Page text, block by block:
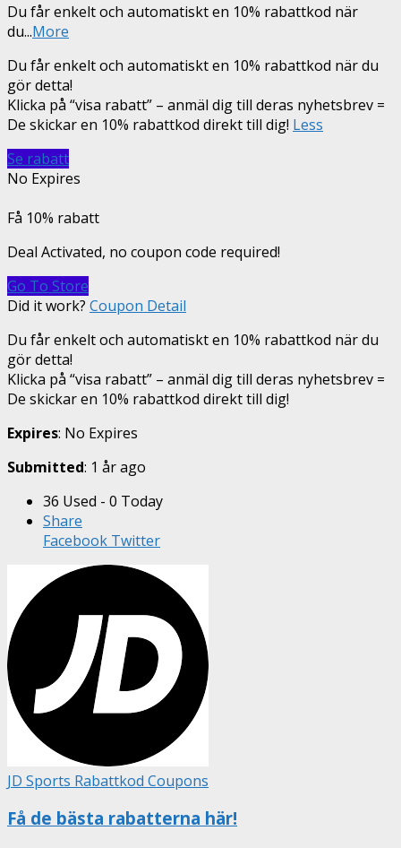
Du får enkelt och automatiskt en 10% rabattkod när
du...More
Du får enkelt och automatiskt en 10% rabattkod när du
gör detta!
Klicka på “visa rabatt” – anmäl dig till deras nyhetsbrev =
De skickar en 10% rabattkod direkt till dig! Less
Se rabatt
No Expires
Få 10% rabatt
Deal Activated, no coupon code required!
Go To Store
Did it work? Coupon Detail
Du får enkelt och automatiskt en 10% rabattkod när du
gör detta!
Klicka på “visa rabatt” – anmäl dig till deras nyhetsbrev =
De skickar en 10% rabattkod direkt till dig!
Expires: No Expires
Submitted: 1 år ago
36 Used - 0 Today
Share
Facebook Twitter
JD Sports Rabattkod Coupons
Få de bästa rabatterna här!